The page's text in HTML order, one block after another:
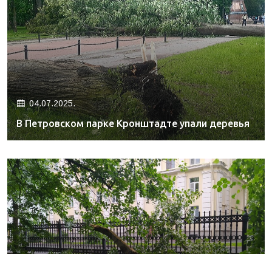
04.07.2025.
В Петровском парке Кронштадте упали деревья